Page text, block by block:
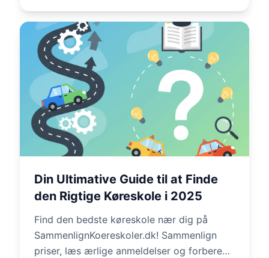
Din Ultimative Guide til at Finde
den Rigtige Køreskole i 2025
Find den bedste køreskole nær dig på
SammenlignKoereskoler.dk! Sammenlign
priser, læs ærlige anmeldelser og forbered